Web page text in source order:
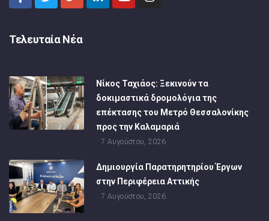
Τελευταία Νέα
Νίκος Ταχιάος: Ξεκινούν τα
δοκιμαστικά δρομολόγια της
επέκτασης του Μετρό Θεσσαλονίκης
προς την Καλαμαριά
7 Αυγούστου, 2026
Δημιουργία Παρατηρητηρίου Έργων
στην Περιφέρεια Αττικής
7 Αυγούστου, 2026